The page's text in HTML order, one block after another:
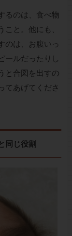
るのは、食べ物
と。他にも、
のは、お腹いっ
ールだったりし
と合図を出すの
てあげてくださ
同じ役割